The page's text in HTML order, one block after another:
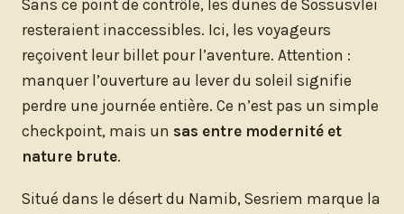
Sans ce point de contrôle, les dunes de Sossusvlei
resteraient inaccessibles. Ici, les voyageurs
reçoivent leur billet pour l’aventure. Attention :
manquer l’ouverture au lever du soleil signifie
perdre une journée entière. Ce n’est pas un simple
checkpoint, mais un sas entre modernité et
nature brute.
Situé dans le désert du Namib, Sesriem marque la